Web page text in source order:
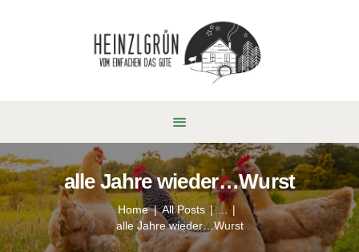
alle Jahre wieder…Wurst
Home All Posts
...
alle Jahre wieder…Wurst